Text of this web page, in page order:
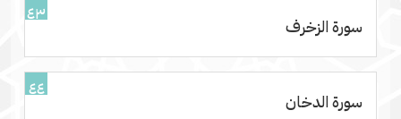
٤٣
سورة الزخرف
٤٤
سورة الدخان